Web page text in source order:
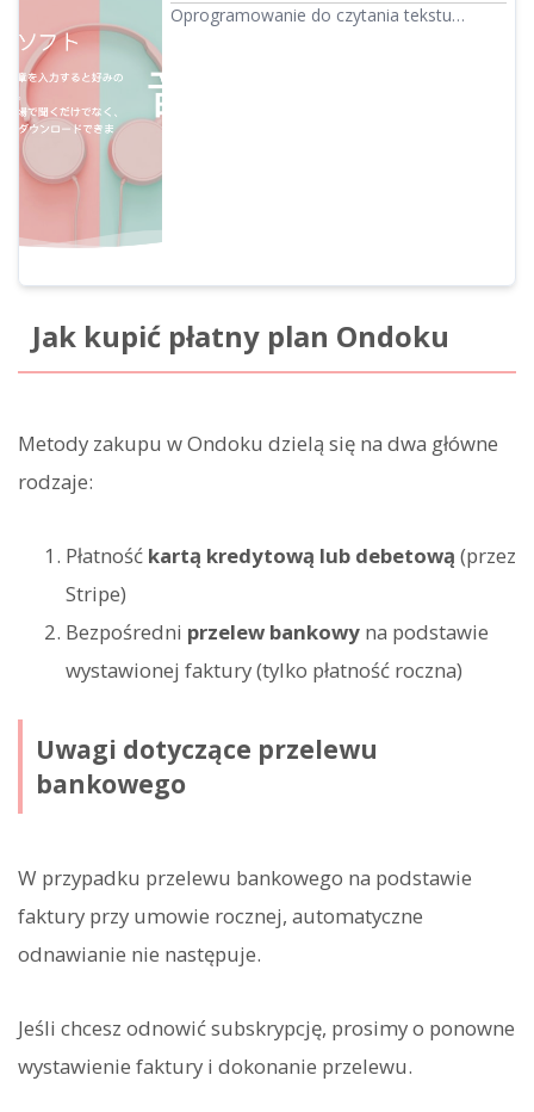
Oprogramowanie do czytania tekstu
Jak kupić płatny plan Ondoku
Metody zakupu w Ondoku dzielą się na dwa główne
rodzaje:
Płatność kartą kredytową lub debetową (przez
Stripe)
Bezpośredni przelew bankowy na podstawie
wystawionej faktury (tylko płatność roczna)
Uwagi dotyczące przelewu
bankowego
W przypadku przelewu bankowego na podstawie
faktury przy umowie rocznej, automatyczne
odnawianie nie następuje.
Jeśli chcesz odnowić subskrypcję, prosimy o ponowne
wystawienie faktury i dokonanie przelewu.